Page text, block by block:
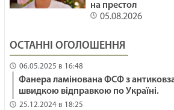
на престол
05.08.2026
ОСТАННІ ОГОЛОШЕННЯ
06.05.2025 в 16:48
Фанера ламінована ФСФ з
швидкою відправкою по Україні.
25.12.2024 в 18:25